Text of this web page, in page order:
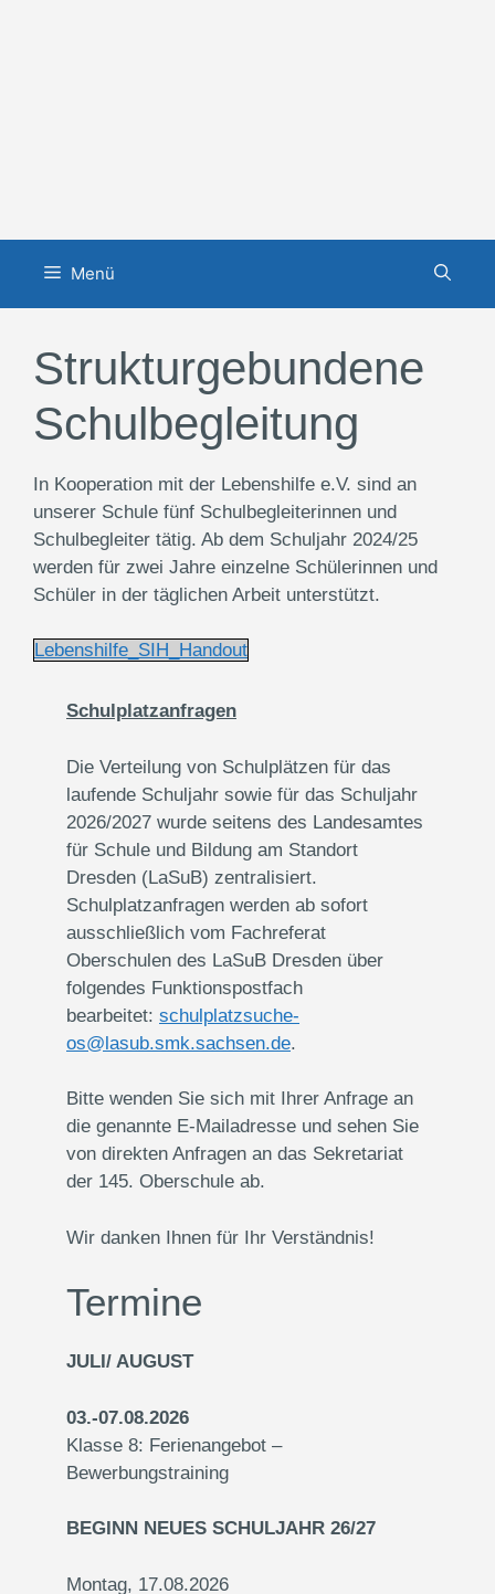
Menü
Strukturgebundene
Schulbegleitung
In Kooperation mit der Lebenshilfe e.V. sind an
unserer Schule fünf Schulbegleiterinnen und
Schulbegleiter tätig. Ab dem Schuljahr 2024/25
werden für zwei Jahre einzelne Schülerinnen und
Schüler in der täglichen Arbeit unterstützt.
Lebenshilfe_SIH_Handout
Schulplatzanfragen
Die Verteilung von Schulplätzen für das
laufende Schuljahr sowie für das Schuljahr
2026/2027 wurde seitens des Landesamtes
für Schule und Bildung am Standort
Dresden (LaSuB) zentralisiert.
Schulplatzanfragen werden ab sofort
ausschließlich vom Fachreferat
Oberschulen des LaSuB Dresden über
folgendes Funktionspostfach
bearbeitet: schulplatzsuche-
os@lasub.smk.sachsen.de.
Bitte wenden Sie sich mit Ihrer Anfrage an
die genannte E-Mailadresse und sehen Sie
von direkten Anfragen an das Sekretariat
der 145. Oberschule ab.
Wir danken Ihnen für Ihr Verständnis!
Termine
JULI/ AUGUST
03.-07.08.2026
Klasse 8: Ferienangebot –
Bewerbungstraining
BEGINN NEUES SCHULJAHR 26/27
Montag, 17.08.2026